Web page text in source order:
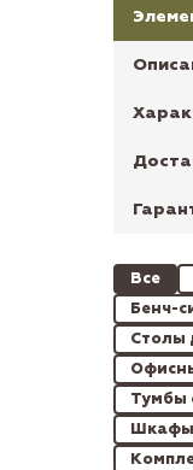
Все
Бенч-
Столы
Тумбы
Шкафы